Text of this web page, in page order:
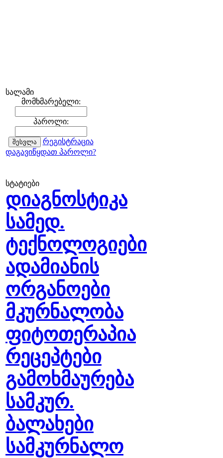
სალამი
მომხმარებელი:
პაროლი:
რეგისტრაცია
დაგავიწყდათ პაროლი?
სტატიები
დიაგნოსტიკა
სამედ.
ტექნოლოგიები
ადამიანის
ორგანოები
მკურნალობა
ფიტოთერაპია
რეცეპტები
გამოხმაურება
სამკურ.
ბალახები
სამკურნალო